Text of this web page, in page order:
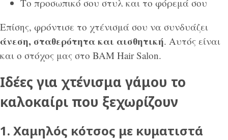
Το προσωπικό σου στυλ και το φόρεμά σου
Επίσης, φρόντισε το χτένισμά σου να συνδυάζει
άνεση, σταθερότητα και αισθητική. Αυτός είναι
και ο στόχος μας στο BAM Hair Salon.
Ιδέες για χτένισμα γάμου το
καλοκαίρι που ξεχωρίζουν
1. Χαμηλός κότσος με κυματιστά